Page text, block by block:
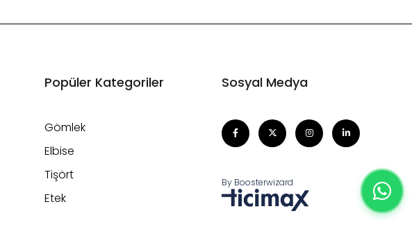
Popüler Kategoriler
Gömlek
Elbise
Tişört
Etek
Sosyal Medya
By Boosterwizard